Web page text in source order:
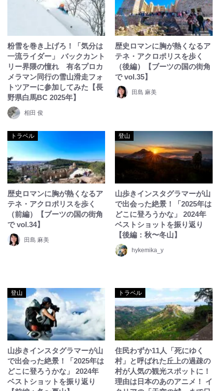
粉雪を巻き上げろ！「気分は
一流ライダー」 バックカント
リー界隈の憧れ 有名プロカ
メラマン同行の雪山滑走フォ
トツアーに参加してみた【長
野県白馬BC 2025年】
相田 俊
歴史ロマンに胸が熱くなるア
テネ・アクロポリスを歩く
（後編）【ブーツの国の街角
で vol.35】
田島 麻美
トラベル
歴史ロマンに胸が熱くなるア
テネ・アクロポリスを歩く
（前編）【ブーツの国の街角
で vol.34】
田島 麻美
登山
山歩きインスタグラマーが山
で出会った絶景！「2025年は
どこに登ろうかな」 2024年
ベストショットを振り返り
【後編：秋〜冬山】
hykemika_y
登山
山歩きインスタグラマーが山
で出会った絶景！「2025年は
どこに登ろうかな」 2024年
ベストショットを振り返り
トラベル
住民わずか11人「死にゆく
村」と呼ばれた丘上の過疎の
村が人気の観光スポットに！
理由は日本のあのアニメ！ イ